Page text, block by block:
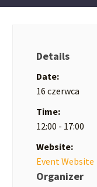
Details
Date:
16 czerwca
Time:
12:00 - 17:00
Website:
Event Website
Organizer